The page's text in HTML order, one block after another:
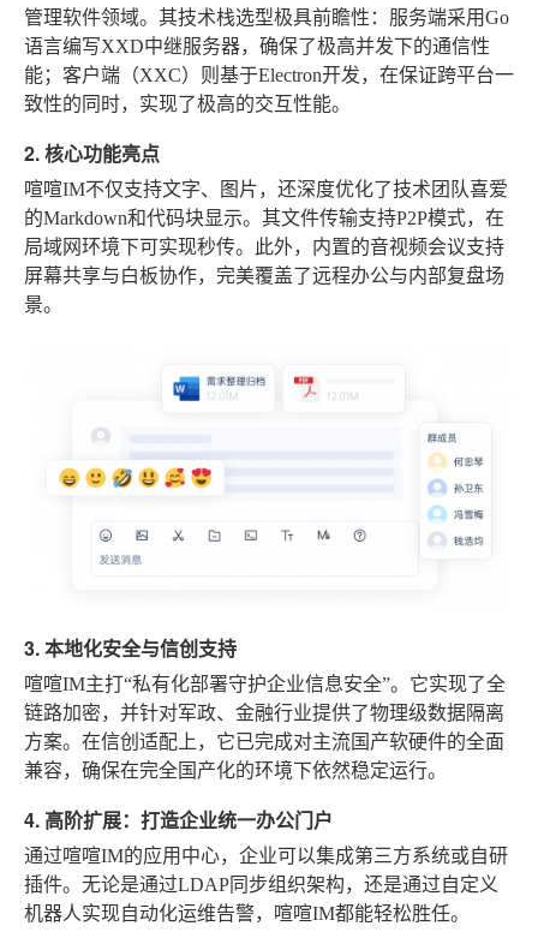
管理软件领域。其技术栈选型极具前瞻性：服务端采用Go
语言编写XXD中继服务器，确保了极高并发下的通信性
能；客户端（XXC）则基于Electron开发，在保证跨平台一
致性的同时，实现了极高的交互性能。
2. 核心功能亮点
喧喧IM不仅支持文字、图片，还深度优化了技术团队喜爱
的Markdown和代码块显示。其文件传输支持P2P模式，在
局域网环境下可实现秒传。此外，内置的音视频会议支持
屏幕共享与白板协作，完美覆盖了远程办公与内部复盘场
景。
3. 本地化安全与信创支持
喧喧IM主打“私有化部署守护企业信息安全”。它实现了全
链路加密，并针对军政、金融行业提供了物理级数据隔离
方案。在信创适配上，它已完成对主流国产软硬件的全面
兼容，确保在完全国产化的环境下依然稳定运行。
4. 高阶扩展：打造企业统一办公门户
通过喧喧IM的应用中心，企业可以集成第三方系统或自研
插件。无论是通过LDAP同步组织架构，还是通过自定义
机器人实现自动化运维告警，喧喧IM都能轻松胜任。